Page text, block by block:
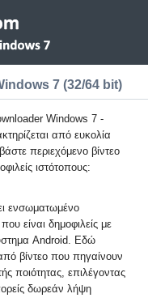
7 (32/64 bit)
Windows 7 -
από ευκολία
περιεχόμενο βίντεο
ιστότοπους:
ενσωματωμένο
είναι δημοφιλείς με
Android. Εδώ
βίντεο που πηγαίνουν
ποιότητας, επιλέγοντας
δωρεάν λήψη